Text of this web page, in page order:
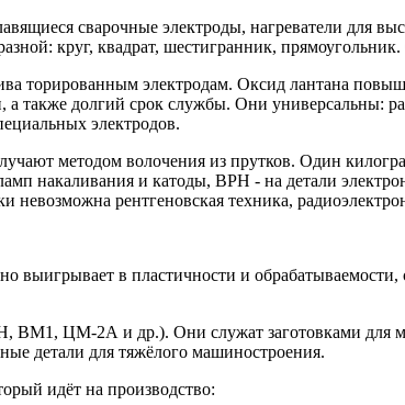
сварочные электроды, нагреватели для
круг, квадрат, шестигранник,
торированным электродам. Оксид лантана
а также долгий срок службы. Они универсальны:
электродов.
методом волочения из прутков. Один
накаливания и катоды, ВРН - на детали
невозможна рентгеновская техника,
выигрывает в пластичности и
ЦМ-2А и др.). Они служат заготовками для
детали для тяжёлого машиностроения.
идёт на производство: